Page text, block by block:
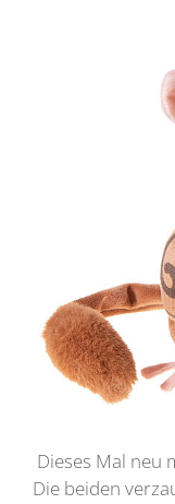
Dieses Mal neu
Die beiden